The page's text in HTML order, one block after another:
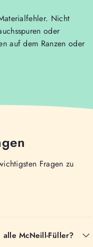
Nicht
oder
auf dem Ranzen oder
Fragen zu
McNeill-Füller?